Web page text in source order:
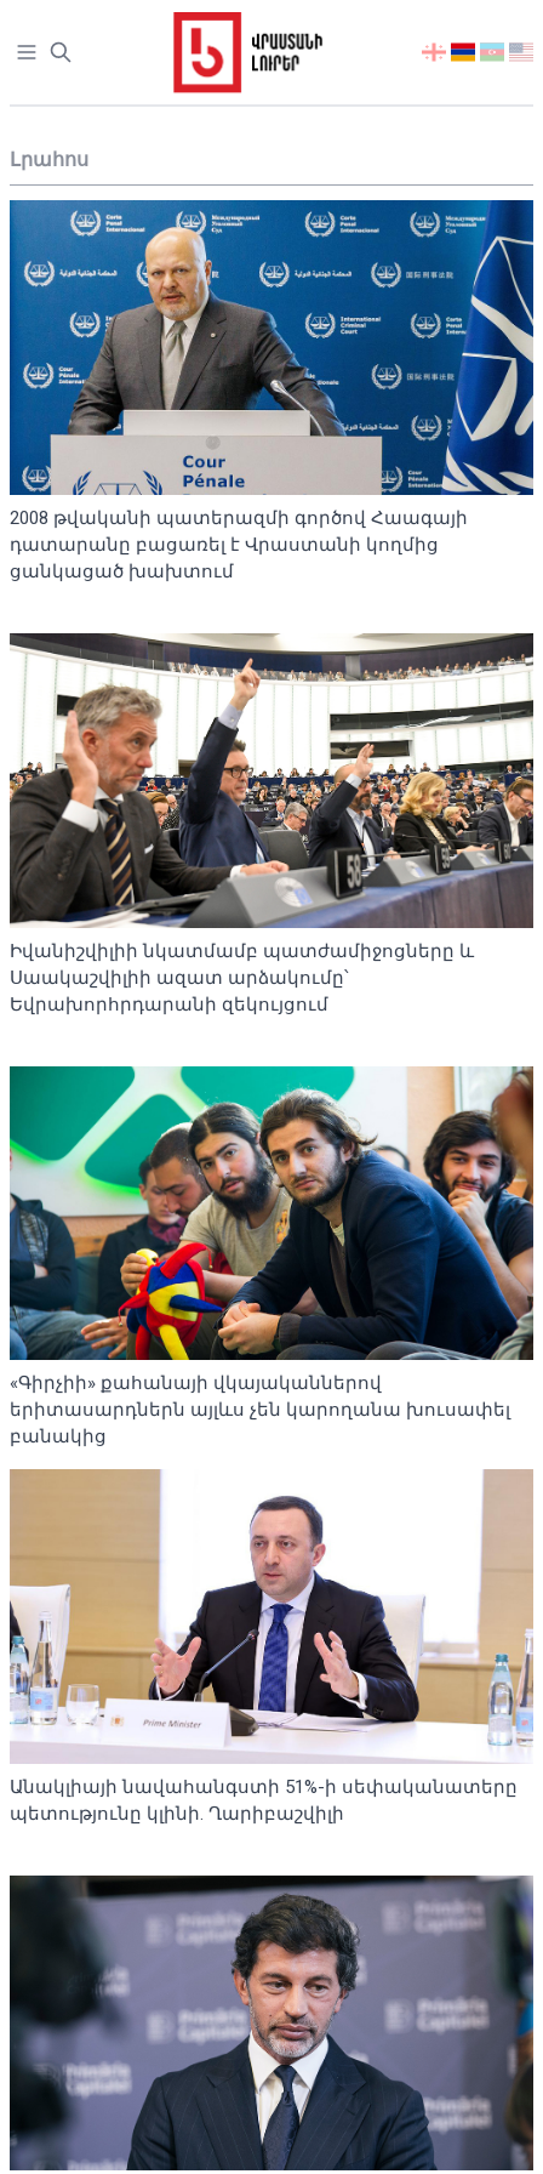
Open sidebar
აირჩიეთ
Լրահոս
2008 թվականի պատերազմի գործով Հաագայի
դատարանը բացառել է Վրաստանի կողմից
ցանկացած խախտում
Իվանիշվիլիի նկատմամբ պատժամիջոցները և
Սաակաշվիլիի ազատ արձակումը՝
Եվրախորհրդարանի զեկույցում
«Գիրչիի» քահանայի վկայականներով
երիտասարդներն այլևս չեն կարողանա խուսափել
բանակից
Անակլիայի նավահանգստի 51%-ի սեփականատերը
պետությունը կլինի. Ղարիբաշվիլի